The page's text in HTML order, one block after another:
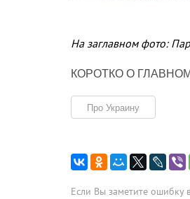
На заглавном фото:
КОРОТКО О
Про Украину
Если Вы заметите ошибку